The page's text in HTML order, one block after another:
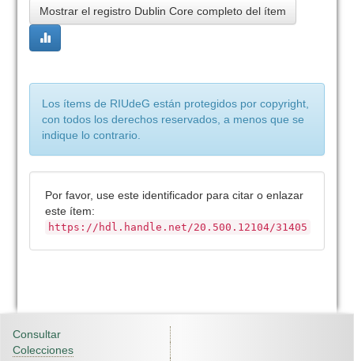
Mostrar el registro Dublin Core completo del ítem
Los ítems de RIUdeG están protegidos por copyright,
con todos los derechos reservados, a menos que se
indique lo contrario.
Por favor, use este identificador para citar o enlazar
este ítem:
https://hdl.handle.net/20.500.12104/31405
Consultar
Colecciones